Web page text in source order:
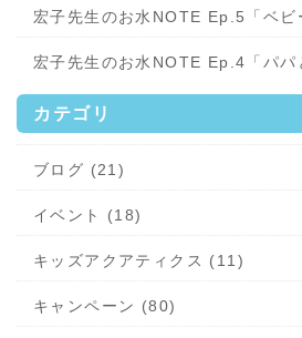
宏子先生のお水NOTE Ep.5「ベビ
宏子先生のお水NOTE Ep.4「パパ
カテゴリ
ブログ (21)
イベント (18)
キッズアクアティクス (11)
キャンペーン (80)